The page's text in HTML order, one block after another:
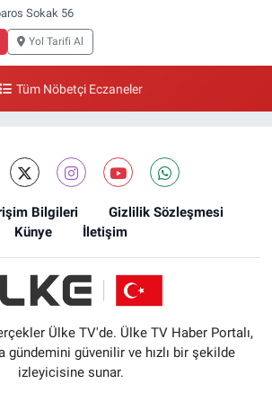
Sokak 56
Yol Tarifi Al
Tüm Nöbetçi Eczaneler
Bilgileri
Gizlilik Sözleşmesi
Künye
İletişim
Ülke TV'de. Ülke TV Haber Portalı,
gündemini güvenilir ve hızlı bir şekilde
izleyicisine sunar.